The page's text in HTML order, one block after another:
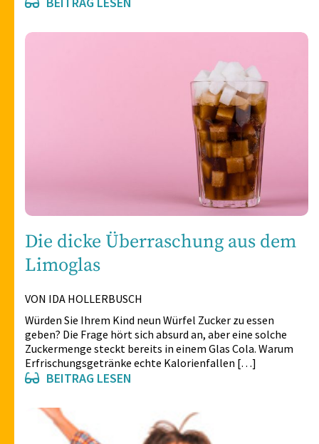
Die dicke Überraschung aus dem
Limoglas
VON IDA HOLLERBUSCH
Würden Sie Ihrem Kind neun Würfel Zucker zu essen
geben? Die Frage hört sich absurd an, aber eine solche
Zuckermenge steckt bereits in einem Glas Cola. Warum
Erfrischungsgetränke echte Kalorienfallen […]
BEITRAG LESEN